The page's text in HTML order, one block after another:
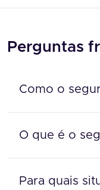
Perguntas
Como o
O que é o
Para quais